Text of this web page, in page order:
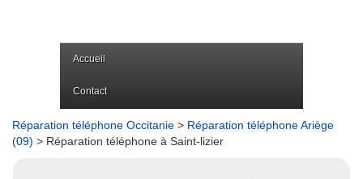
Accueil
Contact
Réparation téléphone Occitanie > Réparation téléphone Ariège
(09) > Réparation téléphone à Saint-lizier